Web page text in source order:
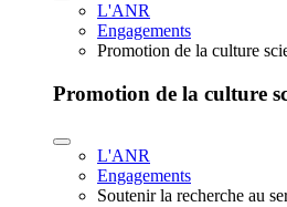
L'ANR
Engagements
Promotion de la culture
Promotion de la culture
L'ANR
Engagements
Soutenir la recherche au